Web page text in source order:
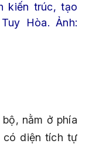
kiến trúc, tạo
Hòa. Ảnh:
nằm ở phía
có diện tích tự